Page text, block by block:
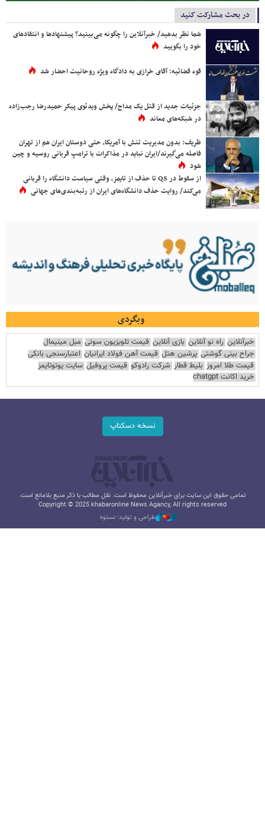
در بحث مشارکت کنید
شما نظر بدهید/ خبرآنلاین را چگونه می‌بینید؟ پیشنهادها و انتقادهای
خود را بگویید
قوه قضائیه: آقای خرازی به دادگاه ویژه روحانیت احضار شد
جزئیات جدید از قتل یک مداح/ پخش ویدئوی پیکر حمیدرضا رجب‌زاده
در شبکه‌های معاند
ظریف: بدون مدیریت تنش با آمریکا، حتی دوستان ایران هم از تهران
فاصله می‌گیرند/ایران نباید در مذاکرات با ترامپ قربانی روسیه و چین
شود
از سقوط در QS تا حذف از تایمز، وقتی سیاست دانشگاه را قربانی
می‌کند/ روایت حذف دانشگاه‌های ایران از رتبه‌بندی‌های جهانی
وبگردی
خبرآنلاین راه نو آنلاین بازی آنلاین قیمت تلویزیون سونی مبل مینیمال
جراح بینی گوشتی پرشین هتل قیمت آهن فولاد ایرانیان اعتبارسنجی بانکی
قیمت طلا امروز بلیط قطار شرکت رادوکو قیمت پروفیل سایت یوتوتایمز
خرید اکانت chatgpt
نسخه دسکتاپ
تمامی حقوق این سایت برای خبرآنلاین محفوظ است. نقل مطالب با ذکر منبع بلامانع است.
Copyright © 2025 khabaronline News Agancy, All rights reserved
طراحی و تولید: نستوه